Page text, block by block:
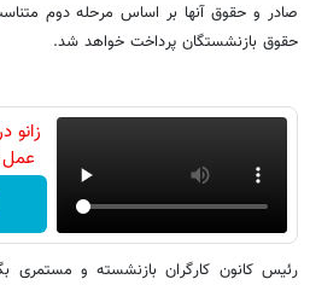
حقوق بازنشستگان پرداخت خواهد شد.
زانو
عمل
رئیس کانون کارگران بازنشسته و مستمری